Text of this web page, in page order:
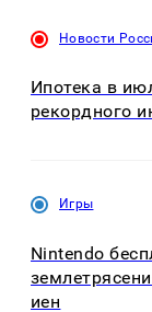
Новости
Ипотека в
рекордного
Игры
Nintendo
иен